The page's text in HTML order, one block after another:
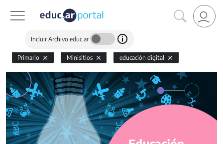
Incluir Archivo educ.ar
Primario Minisitios educación digital